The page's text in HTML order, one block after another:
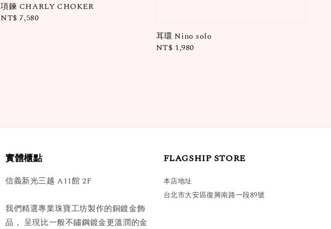
項鍊 CHARLY CHOKER
Regular
NT$ 7,580
耳環 Nino solo
Regular
NT$ 1,980
實體櫃點
信義新光三越 A11館 2F
我們精選專業珠寶工坊製作的銅鍍金飾
品， 呈現比一般不鏽鋼鍍金更溫潤的金
FLAGSHIP STORE
本店地址
台北市大安區復興南路一段89號